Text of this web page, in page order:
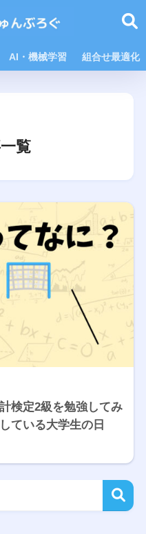
AI・機械学習 組合せ最適化
覧
検定2級を勉強してみ
ている大学生の日